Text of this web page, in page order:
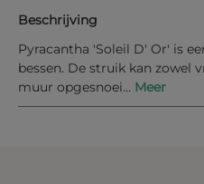
Beschrijving
Pyracantha 'Soleil D' Or' is
bessen. De struik kan zowel
muur opgesnoei… Meer